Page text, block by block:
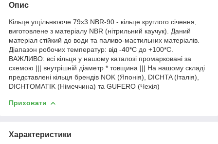
Опис
Кільце ущільнююче 79х3 NBR-90 - кільце круглого січення,
виготовлене з матеріалу NBR (нітрильний каучук). Даний
матеріал стійкий до води та паливо-мастильних матеріалів.
Діапазон робочих температур: від -40*С до +100*С.
ВАЖЛИВО: всі кільця у нашому каталозі промарковані за
схемою ||| внутрішній діаметр * товщина ||| На нашому складі
представлені кільця брендів NOK (Японія), DICHTA (Італія),
DICHTOMATIK (Німеччина) та GUFERO (Чехія)
Приховати
Характеристики